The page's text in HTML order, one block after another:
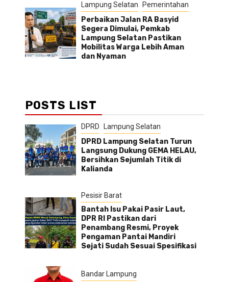
Lampung Selatan Pemerintahan
Perbaikan Jalan RA Basyid
Segera Dimulai, Pemkab
Lampung Selatan Pastikan
Mobilitas Warga Lebih Aman
dan Nyaman
POSTS LIST
DPRD Lampung Selatan
DPRD Lampung Selatan Turun
Langsung Dukung GEMA HELAU,
Bersihkan Sejumlah Titik di
Kalianda
Pesisir Barat
Bantah Isu Pakai Pasir Laut,
DPR RI Pastikan dari
Penambang Resmi, Proyek
Pengaman Pantai Mandiri
Sejati Sudah Sesuai Spesifikasi
Bandar Lampung